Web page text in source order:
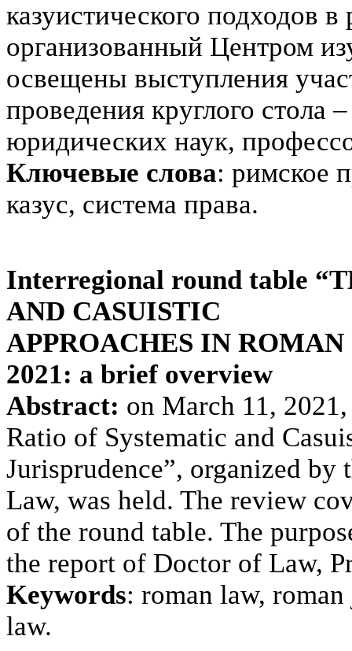
казуистического подходов
организованный Центром
освещены выступления
проведения круглого стола
юридических наук,
Ключевые слова: римское
казус, система права.
Interregional round table
AND CASUISTIC
APPROACHES IN
2021: a brief overview
Abstract: on March 11,
Ratio of Systematic and
Jurisprudence”, organized
Law, was held. The review
of the round table. The
the report of Doctor of Law,
Keywords: roman law,
law.